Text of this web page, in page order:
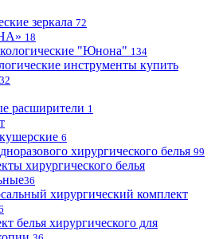
зеркала 72
18
"Юнона" 134
инструменты купить
расширители 1
6
хирургического белья 99
хирургического белья
36
хирургический комплект
белья хирургического для